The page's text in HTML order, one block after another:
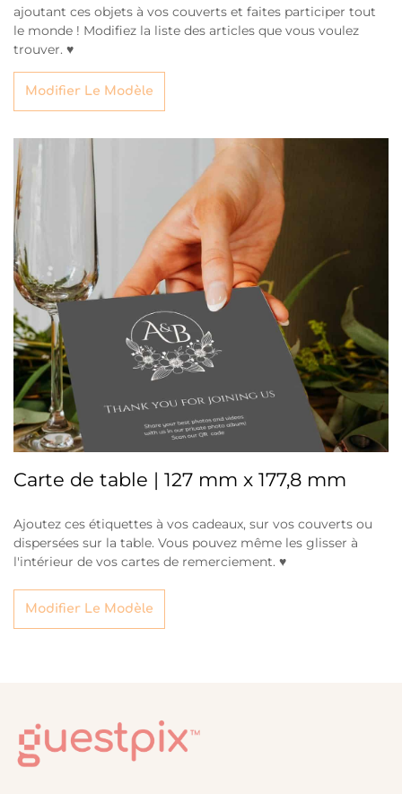
ajoutant ces objets à vos couverts et faites participer tout
le monde ! Modifiez la liste des articles que vous voulez
trouver. ♥
Modifier Le Modèle
Carte de table | 127 mm x 177,8 mm
Ajoutez ces étiquettes à vos cadeaux, sur vos couverts ou
dispersées sur la table. Vous pouvez même les glisser à
l'intérieur de vos cartes de remerciement. ♥
Modifier Le Modèle